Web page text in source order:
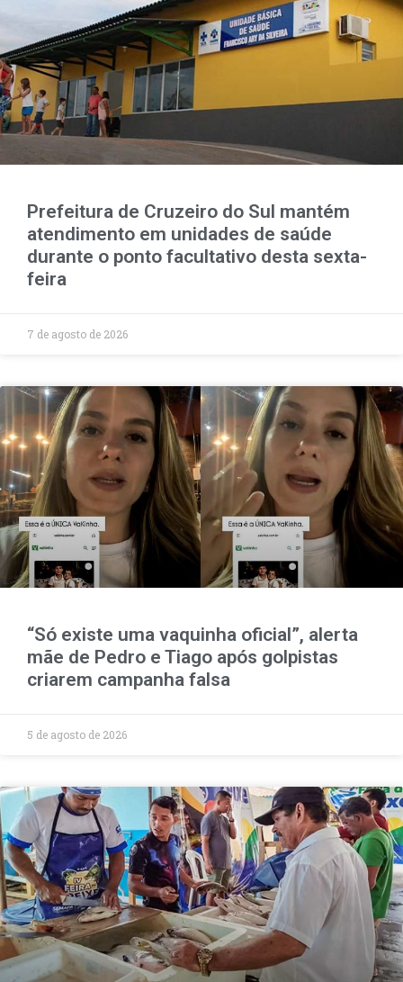
Prefeitura de Cruzeiro do Sul mantém
atendimento em unidades de saúde
durante o ponto facultativo desta sexta-
feira
7 de agosto de 2026
“Só existe uma vaquinha oficial”, alerta
mãe de Pedro e Tiago após golpistas
criarem campanha falsa
5 de agosto de 2026